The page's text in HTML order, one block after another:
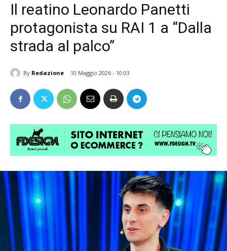
Il reatino Leonardo Panetti
protagonista su RAI 1 a “Dalla
strada al palco”
By Redazione 10 Maggio 2026 - 10:03